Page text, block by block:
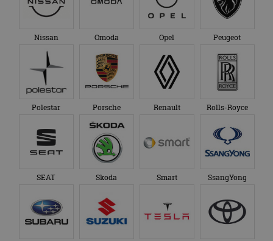
Nissan Omoda Opel Peugeot
Polestar Porsche Renault Rolls-Royce
SEAT Skoda Smart SsangYong